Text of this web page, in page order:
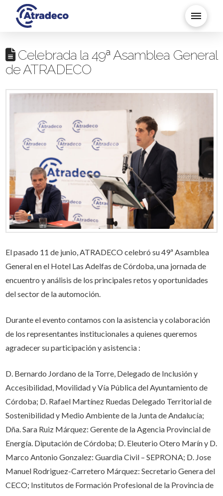
Celebrada la 49ª Asamblea General
de ATRADECO
El pasado 11 de junio, ATRADECO celebró su 49ª Asamblea
General en el Hotel Las Adelfas de Córdoba, una jornada de
encuentro y análisis de los principales retos y oportunidades
del sector de la automoción.
Durante el evento contamos con la asistencia y colaboración
de los representantes institucionales a quienes queremos
agradecer su participación y asistencia :
D. Bernardo Jordano de la Torre, Delegado de Inclusión y
Accesibilidad, Movilidad y Vía Pública del Ayuntamiento de
Córdoba; D. Rafael Martínez Ruedas Delegado Territorial de
Sostenibilidad y Medio Ambiente de la Junta de Andalucía;
Dña. Sara Ruiz Márquez: Gerente de la Agencia Provincial de
Energía. Diputación de Córdoba; D. Eleuterio Otero Marín y D.
Marco Antonio Gonzalez: Guardia Civil – SEPRONA; D. Jose
Manuel Rodriguez-Carretero Márquez: Secretario Genera del
CECO; Institutos de Formación Profesional de la Provincia de